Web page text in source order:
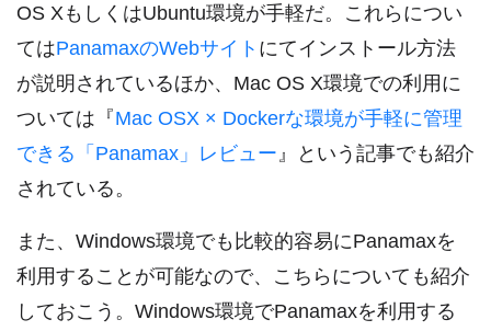
OS XもしくはUbuntu環境が手軽だ。これらについ
てはPanamaxのWebサイト にてインストール方法
が説明されているほか、Mac OS X環境での利用に
ついては『Mac OSX × Dockerな環境が手軽に管理
できる「Panamax」レビュー 』という記事でも紹介
されている。
また、Windows環境でも比較的容易にPanamaxを
利用することが可能なので、こちらについても紹介
しておこう。Windows環境でPanamaxを利用する